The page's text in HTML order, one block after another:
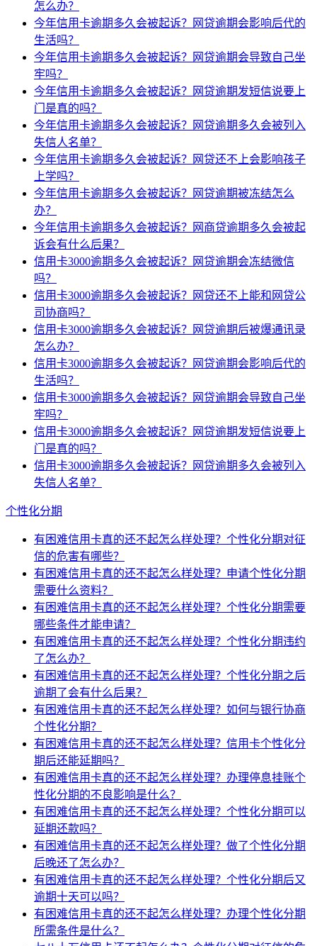
怎么办？
今年信用卡逾期多久会被起诉？网贷逾期会影响后代的
生活吗？
今年信用卡逾期多久会被起诉？网贷逾期会导致自己坐
牢吗？
今年信用卡逾期多久会被起诉？网贷逾期发短信说要上
门是真的吗？
今年信用卡逾期多久会被起诉？网贷逾期多久会被列入
失信人名单？
今年信用卡逾期多久会被起诉？网贷还不上会影响孩子
上学吗？
今年信用卡逾期多久会被起诉？网贷逾期被冻结怎么
办？
今年信用卡逾期多久会被起诉？网商贷逾期多久会被起
诉会有什么后果？
信用卡3000逾期多久会被起诉？网贷逾期会冻结微信
吗？
信用卡3000逾期多久会被起诉？网贷还不上能和网贷公
司协商吗？
信用卡3000逾期多久会被起诉？网贷逾期后被爆通讯录
怎么办？
信用卡3000逾期多久会被起诉？网贷逾期会影响后代的
生活吗？
信用卡3000逾期多久会被起诉？网贷逾期会导致自己坐
牢吗？
信用卡3000逾期多久会被起诉？网贷逾期发短信说要上
门是真的吗？
信用卡3000逾期多久会被起诉？网贷逾期多久会被列入
失信人名单？
个性化分期
有困难信用卡真的还不起怎么样处理？个性化分期对征
信的危害有哪些？
有困难信用卡真的还不起怎么样处理？申请个性化分期
需要什么资料？
有困难信用卡真的还不起怎么样处理？个性化分期需要
哪些条件才能申请？
有困难信用卡真的还不起怎么样处理？个性化分期违约
了怎么办？
有困难信用卡真的还不起怎么样处理？个性化分期之后
逾期了会有什么后果？
有困难信用卡真的还不起怎么样处理？如何与银行协商
个性化分期？
有困难信用卡真的还不起怎么样处理？信用卡个性化分
期后还能延期吗？
有困难信用卡真的还不起怎么样处理？办理停息挂账个
性化分期的不良影响是什么？
有困难信用卡真的还不起怎么样处理？个性化分期可以
延期还款吗？
有困难信用卡真的还不起怎么样处理？做了个性化分期
后晚还了怎么办？
有困难信用卡真的还不起怎么样处理？个性化分期后又
逾期十天可以吗？
有困难信用卡真的还不起怎么样处理？办理个性化分期
所需条件是什么？